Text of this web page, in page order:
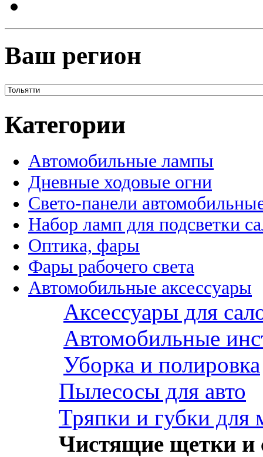
Ваш регион
Категории
Автомобильные лампы
Дневные ходовые огни
Свето-панели
Набор ламп для подсветки
Оптика, фары
Фары рабочего света
Автомобильные аксессуары
Аксессуары для
Автомобильные
Уборка и полировка
Пылесосы для авто
Тряпки и губки для
Чистящие щетки и